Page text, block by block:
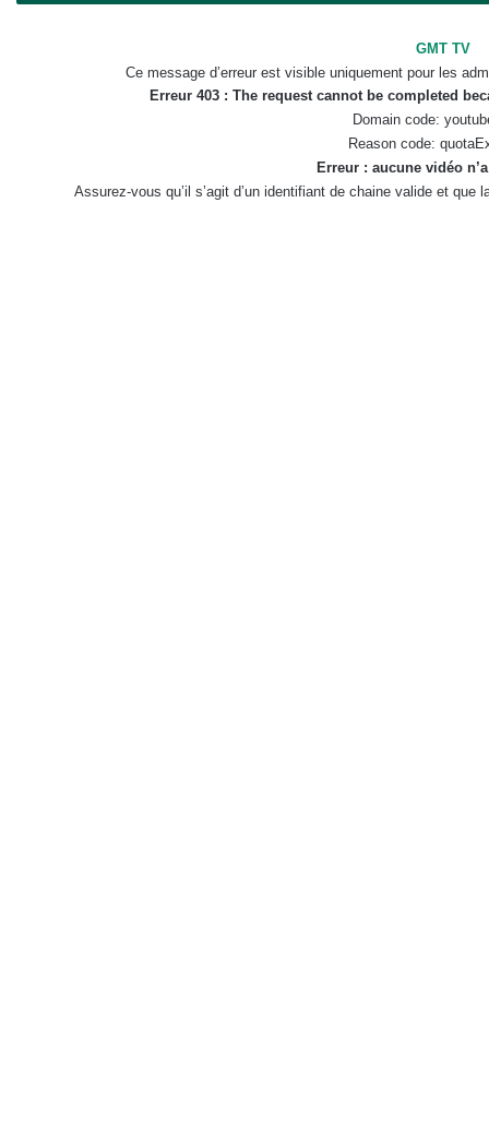
GMT TV
Ce message d’erreur est visible uniquement pour les
Erreur 403 : The request cannot be completed
Domain code:
Reason code:
Erreur : aucune vidéo
Assurez-vous qu’il s’agit d’un identifiant de chaine valide et